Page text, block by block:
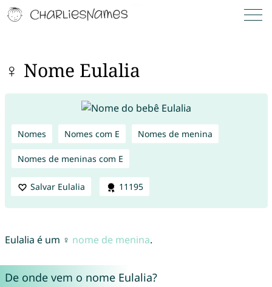
♀ Nome Eulalia
Nomes Nomes com E Nomes de menina
Nomes de meninas com E
Salvar Eulalia 11195
Eulalia é um ♀ nome de menina.
De onde vem o nome Eulalia?